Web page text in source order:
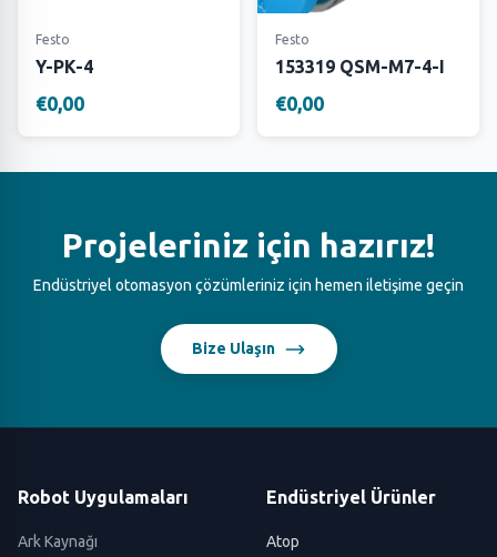
Festo
Y-PK-4
€0,00
Festo
153319 QSM-M7-4-I
€0,00
Projeleriniz için hazırız!
Endüstriyel otomasyon çözümleriniz için hemen iletişime geçin
Bize Ulaşın
Robot Uygulamaları
Ark Kaynağı
Endüstriyel Ürünler
Atop